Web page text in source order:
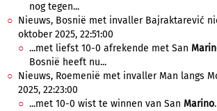
nog tegen...
Nieuws, Bosnië met invaller Bajraktarević
oktober 2025, 22:51:00
...met liefst 10-0 afrekende met San
Bosnië heeft nu...
Nieuws, Roemenië met invaller Man langs
2025, 22:23:00
...met 10-0 wist te winnen van San Marino